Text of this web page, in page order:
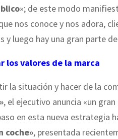
»; de este modo
nos conoce y nos adora,
y luego hay una gran parte
los valores de la marca
la situación y hacer de la
, el ejecutivo anuncia «un gran
en esta nueva estrategia
coche», presentada